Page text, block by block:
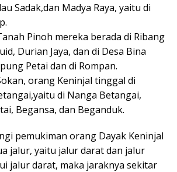
Sadak,dan Madya Raya, yaitu di
Pinoh mereka berada di Ribang
Durian Jaya, dan di Desa Bina
Petai dan di Rompan.
orang Keninjal tinggal di
di Nanga Betangai,
Begansa, dan Beganduk.
pemukiman orang Dayak Keninjal
jalur, yaitu jalur darat dan jalur
jalur darat, maka jaraknya sekitar